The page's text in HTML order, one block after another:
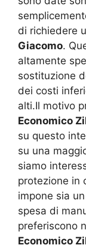
di richiedere
Giacomo.
altamente
sostituzione
dei costi
alti.Il motivo
Economico
su questo
su una
siamo
protezione in
impone sia
spesa di
preferiscono
Economico